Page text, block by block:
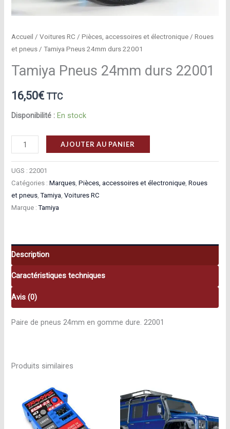
Accueil /Voitures RC /Pièces, accessoires et électronique /Roues
et pneus / Tamiya Pneus 24mm durs 22001
Tamiya Pneus 24mm durs 22001
16,50€ TTC
Disponibilité : En stock
quantité
de
Tamiya
Pneus
24mm
durs
AJOUTER AU PANIER
UGS :22001
Catégories :Marques,Pièces, accessoires et électronique,Roues
et pneus,Tamiya,Voitures RC
Marque :Tamiya
Description
Caractéristiques techniques
Avis (0)
Paire de pneus 24mm en gomme dure. 22001
Produits similaires